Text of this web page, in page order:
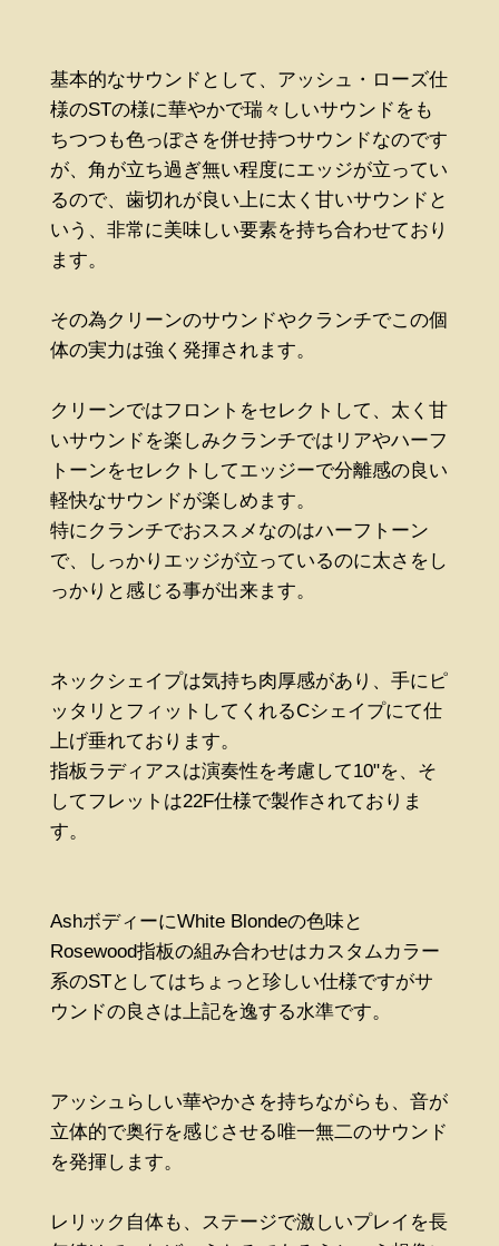
基本的なサウンドとして、アッシュ・ローズ仕
様のSTの様に華やかで瑞々しいサウンドをも
ちつつも色っぽさを併せ持つサウンドなのです
が、角が立ち過ぎ無い程度にエッジが立ってい
るので、歯切れが良い上に太く甘いサウンドと
いう、非常に美味しい要素を持ち合わせており
ます。
その為クリーンのサウンドやクランチでこの個
体の実力は強く発揮されます。
クリーンではフロントをセレクトして、太く甘
いサウンドを楽しみクランチではリアやハーフ
トーンをセレクトしてエッジーで分離感の良い
軽快なサウンドが楽しめます。
特にクランチでおススメなのはハーフトーン
で、しっかりエッジが立っているのに太さをし
っかりと感じる事が出来ます。
ネックシェイプは気持ち肉厚感があり、手にピ
ッタリとフィットしてくれるCシェイプにて仕
上げ垂れております。
指板ラディアスは演奏性を考慮して10"を、そ
してフレットは22F仕様で製作されておりま
す。
AshボディーにWhite Blondeの色味と
Rosewood指板の組み合わせはカスタムカラー
系のSTとしてはちょっと珍しい仕様ですがサ
ウンドの良さは上記を逸する水準です。
アッシュらしい華やかさを持ちながらも、音が
立体的で奥行を感じさせる唯一無二のサウンド
を発揮します。
レリック自体も、ステージで激しいプレイを長